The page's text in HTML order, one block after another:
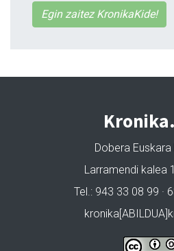
Egin zaitez KronikaKide!
Dobera Euskara
Larramendi kalea
Tel.: 943 33 08 99 ·